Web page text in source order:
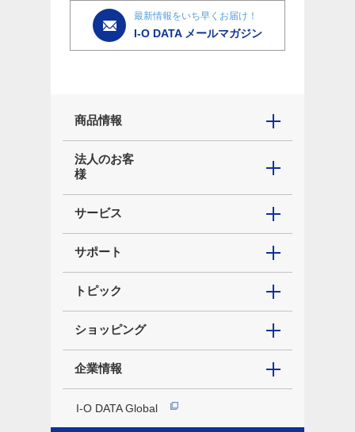
最新情報をいち早くお届け！
I-O DATA メールマガジン
商品情報
法人のお客
様
サービス
サポート
トピック
ショッピング
企業情報
I-O DATA Global